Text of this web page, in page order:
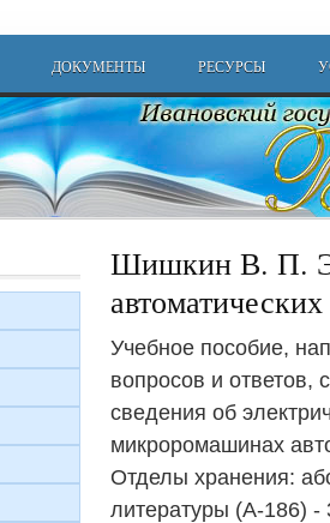
ДОКУМЕНТЫ РЕСУРСЫ
Шишкин В. П.
Учебное пособие,
вопросов и ответов,
сведения об
микроромашинах
Отделы хранения:
литературы (А-186) -